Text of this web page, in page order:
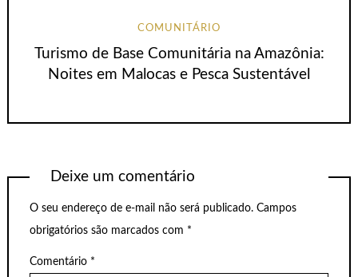
COMUNITÁRIO
Turismo de Base Comunitária na Amazônia:
Noites em Malocas e Pesca Sustentável
Deixe um comentário
O seu endereço de e-mail não será publicado. Campos
obrigatórios são marcados com *
Comentário *